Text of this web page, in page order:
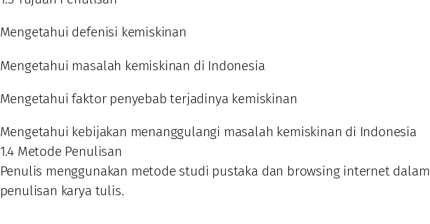
Mengetahui defenisi kemiskinan
Mengetahui masalah kemiskinan di Indonesia
Mengetahui faktor penyebab terjadinya kemiskinan
Mengetahui kebijakan menanggulangi masalah kemiskinan di Indonesia
1.4 Metode Penulisan
Penulis menggunakan metode studi pustaka dan browsing internet dalam
penulisan karya tulis.